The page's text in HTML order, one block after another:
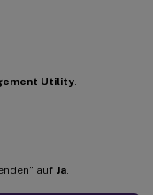
Utility
auf Ja